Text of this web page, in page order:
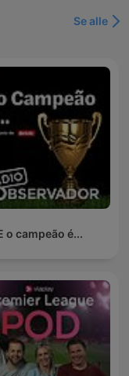
Se alle
o campeão é...